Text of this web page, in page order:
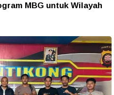
MBG untuk Wilayah